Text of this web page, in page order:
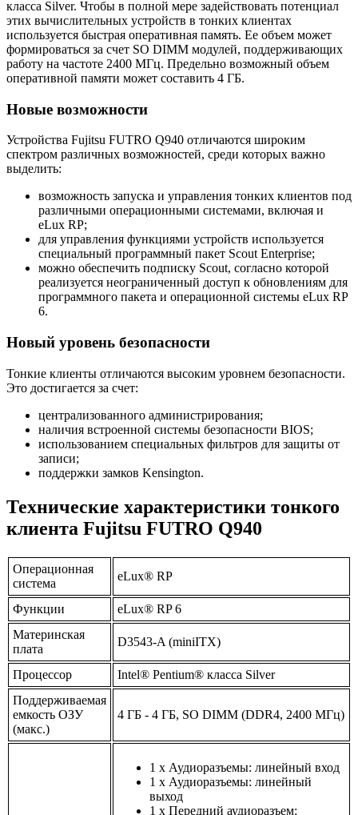
класса Silver. Чтобы в полной мере задействовать потенциал
этих вычислительных устройств в тонких клиентах
используется быстрая оперативная память. Ее объем может
формироваться за счет SO DIMM модулей, поддерживающих
работу на частоте 2400 МГц. Предельно возможный объем
оперативной памяти может составить 4 ГБ.
Новые возможности
Устройства Fujitsu FUTRO Q940 отличаются широким
спектром различных возможностей, среди которых важно
выделить:
возможность запуска и управления тонких клиентов под
различными операционными системами, включая и
eLux RP;
для управления функциями устройств используется
специальный программный пакет Scout Enterprise;
можно обеспечить подписку Scout, согласно которой
реализуется неограниченный доступ к обновлениям для
программного пакета и операционной системы eLux RP
6.
Новый уровень безопасности
Тонкие клиенты отличаются высоким уровнем безопасности.
Это достигается за счет:
централизованного администрирования;
наличия встроенной системы безопасности BIOS;
использованием специальных фильтров для защиты от
записи;
поддержки замков Kensington.
Технические характеристики тонкого
клиента Fujitsu FUTRO Q940
Операционная
система
eLux® RP
Функции
eLux® RP 6
Материнская
плата
D3543-A (miniITX)
Процессор
Intel® Pentium® класса Silver
Поддерживаемая
емкость ОЗУ
(макс.)
4 ГБ - 4 ГБ, SO DIMM (DDR4, 2400 МГц)
1 x Аудиоразъемы: линейный вход
1 x Аудиоразъемы: линейный
выход
1 x Передний аудиоразъем: